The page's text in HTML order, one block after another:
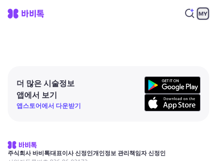
더 많은 시술정보
앱에서 보기
앱스토어에서 다운받기
주식회사 바비톡대표이사 신정인개인정보 관리책임자 신정인